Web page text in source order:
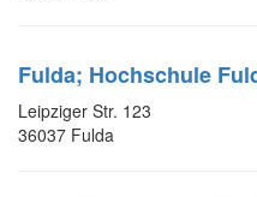
Fulda; Hochschule
Leipziger Str. 123
36037 Fulda